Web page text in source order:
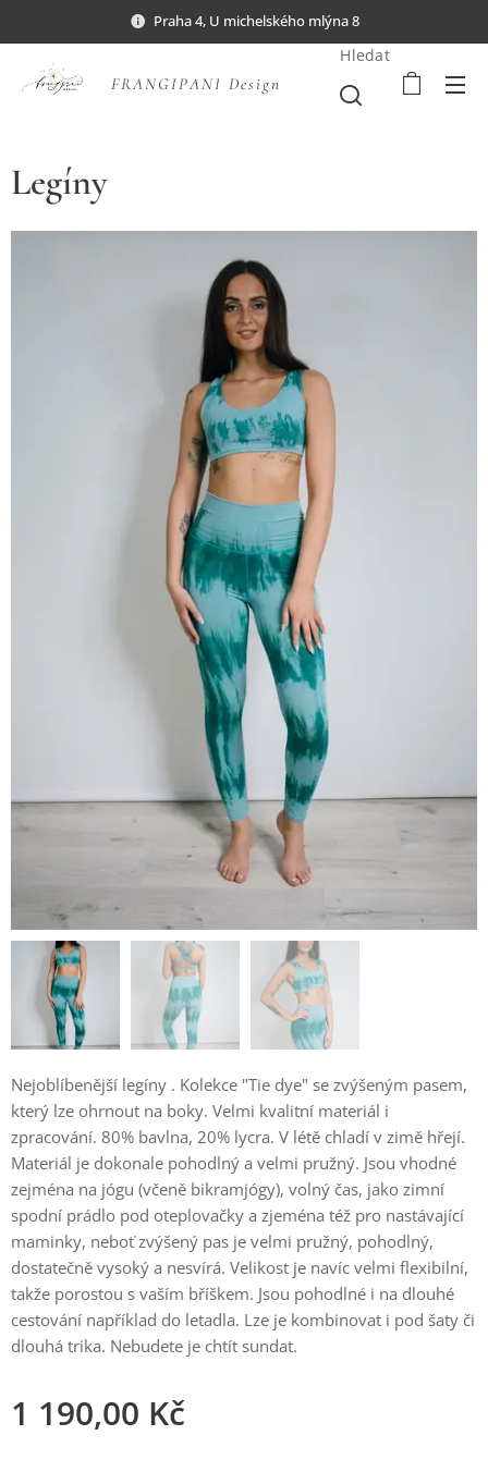
Praha 4, U michelského mlýna 8
FRANGIPANI Design
Hledat
Legíny
Nejoblíbenější legíny . Kolekce "Tie dye" se zvýšeným pasem,
který lze ohrnout na boky. Velmi kvalitní materiál i
zpracování. 80% bavlna, 20% lycra. V létě chladí v zimě hřejí.
Materiál je dokonale pohodlný a velmi pružný. Jsou vhodné
zejména na jógu (včeně bikramjógy), volný čas, jako zimní
spodní prádlo pod oteplovačky a zjeména též pro nastávající
maminky, neboť zvýšený pas je velmi pružný, pohodlný,
dostatečně vysoký a nesvírá. Velikost je navíc velmi flexibilní,
takže porostou s vaším bříškem. Jsou pohodlné i na dlouhé
cestování například do letadla. Lze je kombinovat i pod šaty či
dlouhá trika. Nebudete je chtít sundat.
1 190,00 Kč